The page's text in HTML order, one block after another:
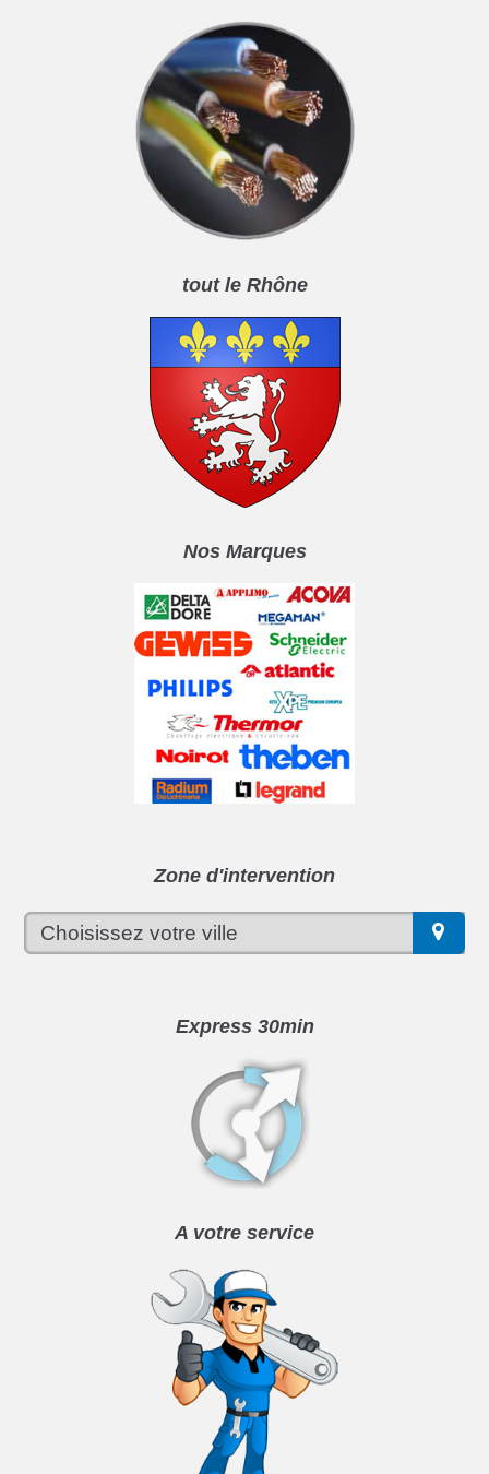
tout le Rhône
Nos Marques
Zone d'intervention
Express 30min
A votre service